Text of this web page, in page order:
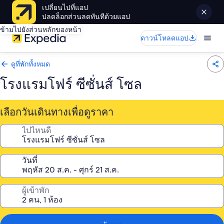
เปลี่ยนไปที่แอป
ปลดล็อกส่วนลดทันทีด้วยแอป
ข้ามไปยังส่วนหลักของหน้า
ดาวน์โหลดแอป
ดูที่พักทั้งหมด
โรงแรมโฟร์ ซีซั่นส์ โซล
เลือกวันเดินทางเพื่อดูราคา
ไปไหนดี
วันที่
ผู้เข้าพัก